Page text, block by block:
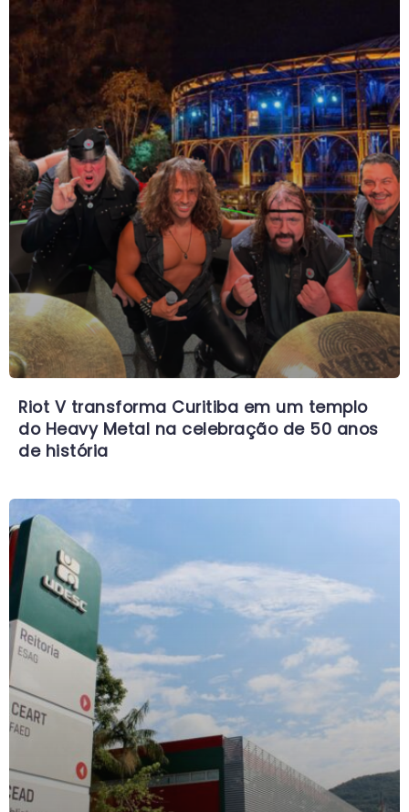
Riot V transforma Curitiba em um templo
do Heavy Metal na celebração de 50 anos
de história